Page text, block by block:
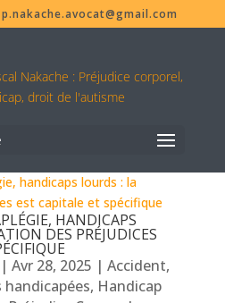
p.nakache.avocat@gmail.com
HANDICAPS
DES PRÉJUDICES
Avr 28, 2025 | Accident,
, Handicap